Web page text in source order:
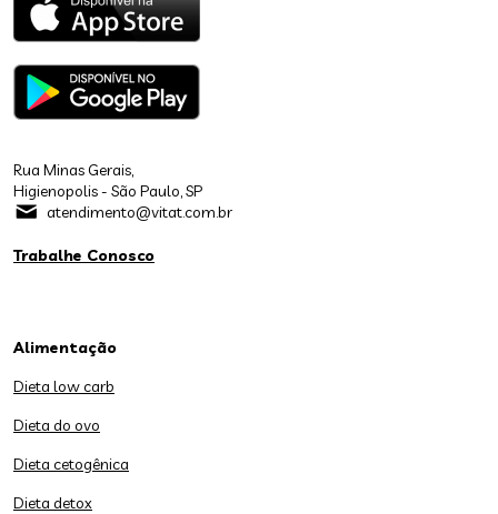
Rua Minas Gerais,
Higienopolis - São Paulo, SP
atendimento@vitat.com.br
Trabalhe Conosco
Alimentação
Dieta low carb
Dieta do ovo
Dieta cetogênica
Dieta detox